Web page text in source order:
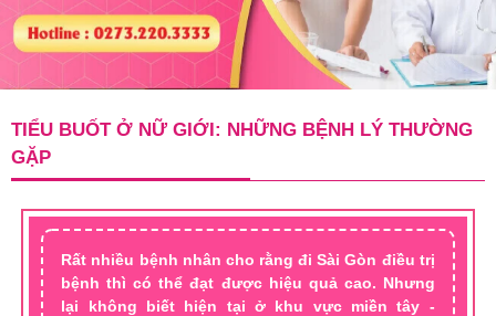
TIỂU BUỐT Ở NỮ GIỚI: NHỮNG BỆNH LÝ THƯỜNG
GẶP
Rất nhiều bệnh nhân cho rằng đi Sài Gòn điều trị
bệnh thì có thể đạt được hiệu quả cao. Nhưng
lại không biết hiện tại ở khu vực miền tây -